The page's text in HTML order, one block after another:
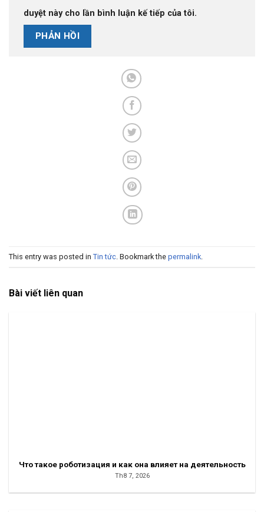
duyệt này cho lần bình luận kế tiếp của tôi.
This entry was posted in Tin tức . Bookmark the permalink
Bài viết liên quan
Что такое роботизация и как она влияет на деятельность
Th8 7, 2026